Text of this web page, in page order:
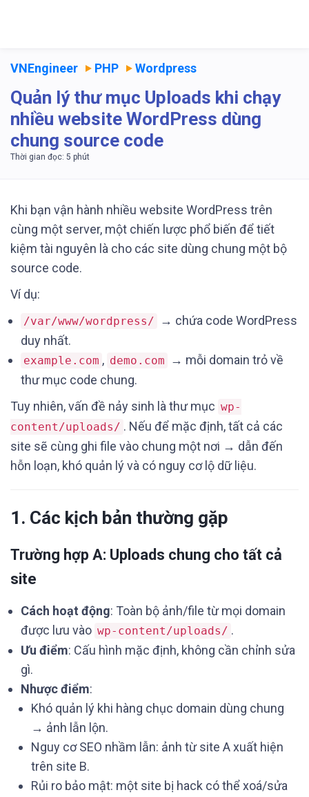
VNEngineer PHP Wordpress
Quản lý thư mục Uploads khi chạy
nhiều website WordPress dùng
chung source code
Khi bạn vận hành nhiều website WordPress trên
cùng một server, một chiến lược phổ biến để tiết
kiệm tài nguyên là cho các site dùng chung một bộ
source code.
Ví dụ:
/var/www/wordpress/
→ chứa code WordPress
duy nhất.
example.com , demo.com
→ mỗi domain trỏ về
thư mục code chung.
Tuy nhiên, vấn đề nảy sinh là thư mục wp-
content/uploads/ . Nếu để mặc định, tất cả các
site sẽ cùng ghi file vào chung một nơi → dẫn đến
hỗn loạn, khó quản lý và có nguy cơ lộ dữ liệu.
1. Các kịch bản thường gặp
Trường hợp A: Uploads chung cho tất cả
site
Cách hoạt động: Toàn bộ ảnh/file từ mọi domain
được lưu vào wp-content/uploads/ .
Ưu điểm: Cấu hình mặc định, không cần chỉnh sửa
gì.
Nhược điểm:
Khó quản lý khi hàng chục domain dùng chung
→ ảnh lẫn lộn.
Nguy cơ SEO nhầm lẫn: ảnh từ site A xuất hiện
trên site B.
Rủi ro bảo mật: một site bị hack có thể xoá/sửa